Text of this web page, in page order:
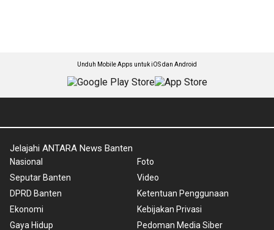
Unduh Mobile Apps untuk iOS dan Android
Jelajahi ANTARA News Banten
Nasional
Seputar Banten
DPRD Banten
Ekonomi
Gaya Hidup
Foto
Video
Ketentuan Penggunaan
Kebijakan Privasi
Pedoman Media Siber